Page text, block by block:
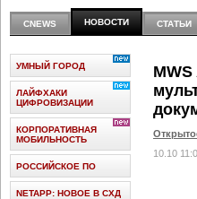
цифровизироваться со
скоростью крупных
CNEWS НОВОСТИ СТАТЬИ
10.10
УМНЫЙ ГОРОД
ЛАЙФХАКИ
ЦИФРОВИЗАЦИИ
КОРПОРАТИВНАЯ
МОБИЛЬНОСТЬ
РОССИЙСКОЕ ПО
NETAPP: НОВОЕ В СХД